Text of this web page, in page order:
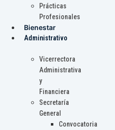
Prácticas
Profesionales
Bienestar
Administrativo
Vicerrectora
Administrativa
y
Financiera
Secretaría
General
Convocatoria